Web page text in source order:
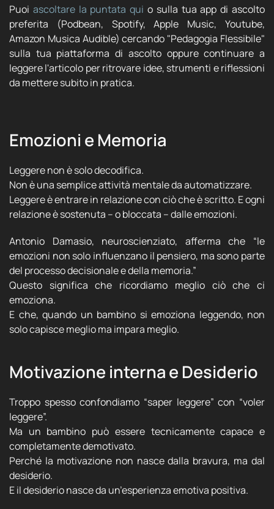
Puoi ascoltare la puntata qui o sulla tua app di ascolto
preferita (Podbean, Spotify, Apple Music, Youtube,
Amazon Musica Audible) cercando "Pedagogia Flessibile"
sulla tua piattaforma di ascolto oppure continuare a
leggere l'articolo per ritrovare idee, strumenti e riflessioni
da mettere subito in pratica.
Emozioni e Memoria
Leggere non è solo decodifica.
Non è una semplice attività mentale da automatizzare.
Leggere è entrare in relazione con ciò che è scritto. E ogni
relazione è sostenuta – o bloccata – dalle emozioni.
Antonio Damasio, neuroscienziato, afferma che “le
emozioni non solo influenzano il pensiero, ma sono parte
del processo decisionale e della memoria.”
Questo significa che ricordiamo meglio ciò che ci
emoziona.
E che, quando un bambino si emoziona leggendo, non
solo capisce meglio ma impara meglio.
Motivazione interna e Desiderio
Troppo spesso confondiamo “saper leggere” con “voler
leggere”.
Ma un bambino può essere tecnicamente capace e
completamente demotivato.
Perché la motivazione non nasce dalla bravura, ma dal
desiderio.
E il desiderio nasce da un’esperienza emotiva positiva.